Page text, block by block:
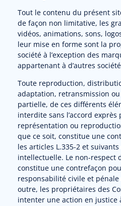
Tout le contenu du présent
de façon non limitative, les
vidéos, animations, sons,
leur mise en forme sont la
société à l’exception des
appartenant à d’autres
Toute reproduction,
adaptation, retransmission
partielle, de ces différents
interdite sans l’accord exprès
représentation ou
que ce soit, constitue une
les articles L.335-2 et
intellectuelle. Le non-respect
constitue une contrefaçon
responsabilité civile et
outre, les propriétaires des
intenter une action en justice